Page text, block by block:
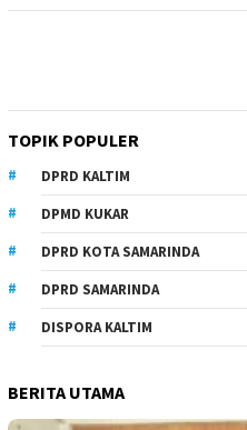
TOPIK POPULER
DPRD KALTIM
DPMD KUKAR
DPRD KOTA SAMARINDA
DPRD SAMARINDA
DISPORA KALTIM
BERITA UTAMA